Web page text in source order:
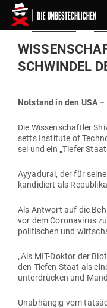
Am
SCHWINDEL
Not­stand in den USA
Die Wis­sen­schaftler
setts Institute of
sei und ein „Tiefer
Ayya­durai, der für
kan­di­diert als
Als Antwort auf die
vor dem Coro­na­virus
poli­ti­schen und
„Als MIT-Doktor der
den Tiefen Staat als
unter­drücken und
Unab­hängig vom